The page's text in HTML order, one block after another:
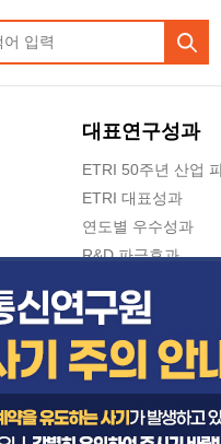
대표연구성과
ETRI 50주년 산업
ETRI 대표성과
연도별 우수성과
R&D 파급효과
지식공유플랫폼